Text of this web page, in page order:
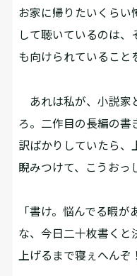
お家に帰りたいくらい
して聴いているのは、
も向けられていること
あれは私が、小説家
ろ。二作目の長編の書
訳ばかりしていたら、
睨みつけて、こうおっ
「書け。悩んでる暇
な、今日二十枚書くと
上げるまで寝ぇへんぞ